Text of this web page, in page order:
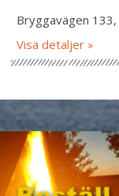
Bryggavägen
Visa detaljer